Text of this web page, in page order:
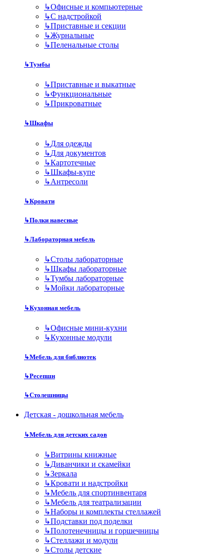
↳Офисные и компьютерные
↳С надстройкой
↳Приставные и секции
↳Журнальные
↳Пеленальные столы
↳Тумбы
↳Приставные и выкатные
↳Функциональные
↳Прикроватные
↳Шкафы
↳Для одежды
↳Для документов
↳Картотечные
↳Шкафы-купе
↳Антресоли
↳Кровати
↳Полки навесные
↳Лабораторная мебель
↳Столы лабораторные
↳Шкафы лабораторные
↳Тумбы лабораторные
↳Мойки лабораторные
↳Кухонная мебель
↳Офисные мини-кухни
↳Кухонные модули
↳Мебель для библиотек
↳Ресепшн
↳Столешницы
Детская - дошкольная мебель
↳Мебель для детских садов
↳Витрины книжные
↳Диванчики и скамейки
↳Зеркала
↳Кровати и надстройки
↳Мебель для спортинвентаря
↳Мебель для театрализации
↳Наборы и комплекты стеллажей
↳Подставки под поделки
↳Полотенечницы и горшечницы
↳Стеллажи и модули
↳Столы детские